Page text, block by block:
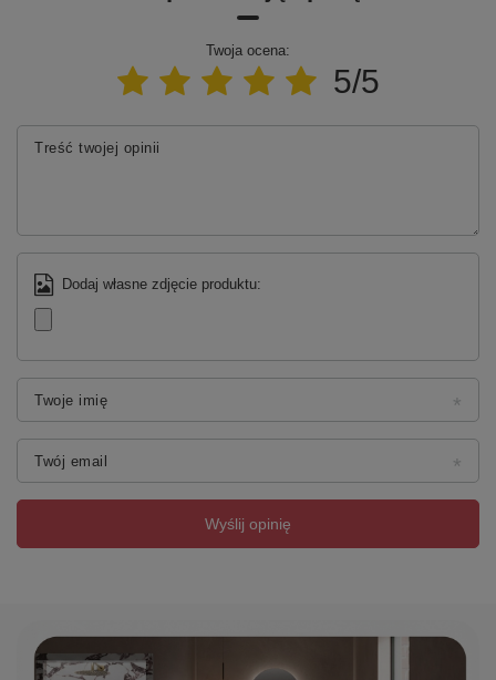
2 lata
Twoja ocena:
5/5
Treść twojej opinii
Dodaj własne zdjęcie produktu:
Twoje imię
Twój email
Wyślij opinię